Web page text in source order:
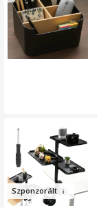
Szponzorált